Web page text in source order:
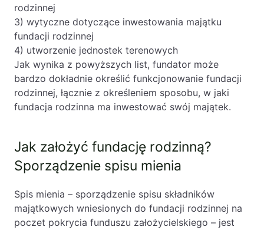
rodzinnej
3) wytyczne dotyczące inwestowania majątku
fundacji rodzinnej
4) utworzenie jednostek terenowych
Jak wynika z powyższych list, fundator może
bardzo dokładnie określić funkcjonowanie fundacji
rodzinnej, łącznie z określeniem sposobu, w jaki
fundacja rodzinna ma inwestować swój majątek.
Jak założyć fundację rodzinną?
Sporządzenie spisu mienia
Spis mienia – sporządzenie spisu składników
majątkowych wniesionych do fundacji rodzinnej na
poczet pokrycia funduszu założycielskiego – jest